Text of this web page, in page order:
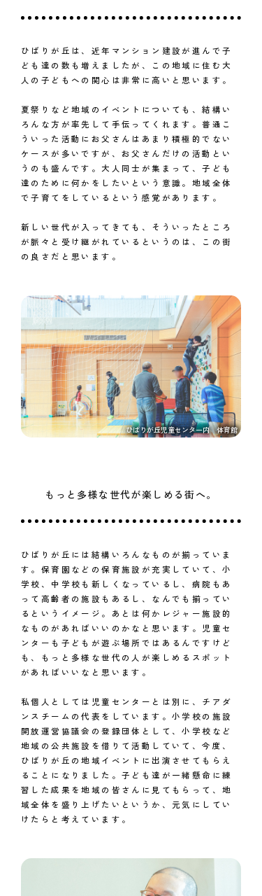
ひばりが丘は、近年マンション建設が進んで子
ども達の数も増えましたが、この地域に住む大
人の子どもへの関心は非常に高いと思います。
夏祭りなど地域のイベントについても、結構い
ろんな方が率先して手伝ってくれます。普通こ
ういった活動にお父さんはあまり積極的でない
ケースが多いですが、お父さんだけの活動とい
うのも盛んです。大人同士が集まって、子ども
達のために何かをしたいという意識。地域全体
で子育てをしているという感覚があります。
新しい世代が入ってきても、そういったところ
が脈々と受け継がれているというのは、この街
の良さだと思います。
ひばりが丘児童センター内 体育館
もっと多様な世代が楽しめる街へ。
ひばりが丘には結構いろんなものが揃っていま
す。保育園などの保育施設が充実していて、小
学校、中学校も新しくなっているし、病院もあ
って高齢者の施設もあるし、なんでも揃ってい
るというイメージ。あとは何かレジャー施設的
なものがあればいいのかなと思います。児童セ
ンターも子どもが遊ぶ場所ではあるんですけど
も、もっと多様な世代の人が楽しめるスポット
があればいいなと思います。
私個人としては児童センターとは別に、チアダ
ンスチームの代表をしています。小学校の施設
開放運営協議会の登録団体として、小学校など
地域の公共施設を借りて活動していて、今度、
ひばりが丘の地域イベントに出演させてもらえ
ることになりました。子ども達が一緒懸命に練
習した成果を地域の皆さんに見てもらって、地
域全体を盛り上げたいというか、元気にしてい
けたらと考えています。